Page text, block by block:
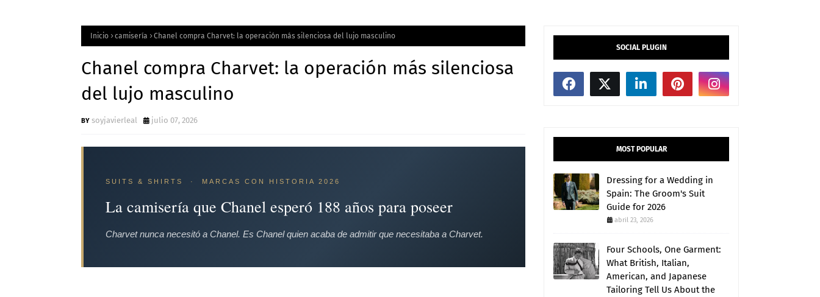
Inicio camisería Chanel compra Charvet: la operación más silenciosa del lujo masculino
Chanel compra Charvet: la operación más silenciosa
del lujo masculino
soyjavierleal julio 07, 2026
SUITS & SHIRTS · MARCAS CON HISTORIA 2026
La camisería que Chanel esperó 188 años para poseer
Charvet nunca necesitó a Chanel. Es Chanel quien acaba de admitir que necesitaba a Charvet.
SOCIAL PLUGIN
MOST POPULAR
Dressing for a Wedding in
Spain: The Groom's Suit
Guide for 2026
abril 23, 2026
Four Schools, One Garment:
What British, Italian,
American, and Japanese
Tailoring Tell Us About the